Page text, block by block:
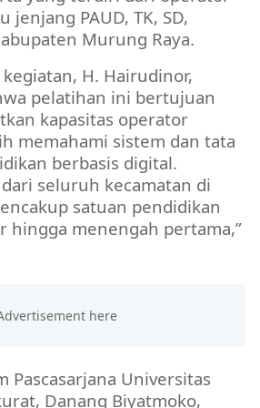
jenjang PAUD, TK, SD,
Murung Raya.
H. Hairudinor,
pelatihan ini bertujuan
kapasitas operator
memahami sistem dan tata
berbasis digital.
seluruh kecamatan di
satuan pendidikan
hingga menengah pertama,”
Pascasarjana Universitas
Danang Biyatmoko,